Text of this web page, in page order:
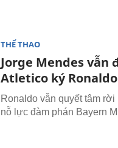
THỂ THAO
Jorge Mendes vẫn
Atletico ký Ronaldo
Ronaldo vẫn quyết tâm
nỗ lực đàm phán Bayern